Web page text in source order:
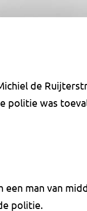
de
politie was
man van
politie.